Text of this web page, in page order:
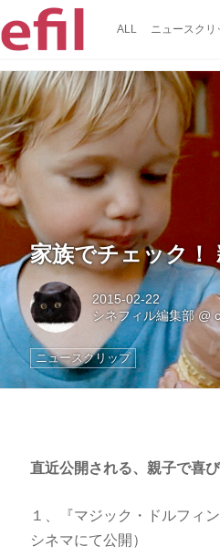
ALL ニュースクリ
家族でチェック！
2015-02-22
シネフィル編集部@
ニュースクリップ
直近公開される、親子で喜
１、『マジック・ドルフィ
シネマにて公開）